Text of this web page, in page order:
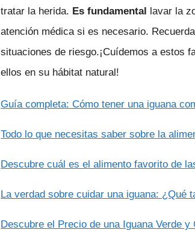
tratar la herida. Es fundamental lavar la
atención médica si es necesario.
situaciones de riesgo.¡Cuídemos a estos
ellos en su hábitat natural!
Guía completa: Cómo tener una iguana
Todo lo que necesitas saber sobre la
Descubre cuál es el alimento favorito de
La verdad sobre cuidar una iguana: ¿Qué
Descubre el Precio de una Iguana Verde